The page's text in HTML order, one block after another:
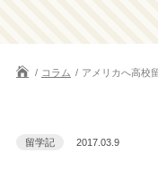
コラム アメリカへ高校
留学記 2017.03.9